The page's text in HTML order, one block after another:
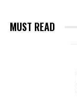
MUST READ